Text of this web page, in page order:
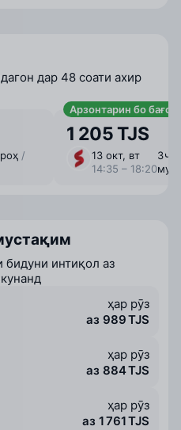
дар 48 соати ахир
/
Арзонтарин бо бағоҷ
1 205 TJS
13 окт, вт
14:35 – 18:20
3 ⁠ч
интиқол аз
ҳар рӯз
аз 989 TJS
ҳар рӯз
аз 884 TJS
ҳар рӯз
аз 1 761 TJS